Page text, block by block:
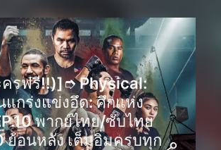
ครฟรี‼️)]➮ Physical:
กร่งแข่งอึด: ศึกแห่ง
พากย์ไทย/ซับไทย
ย้อนหลัง เต็มอิ่มครบทุก